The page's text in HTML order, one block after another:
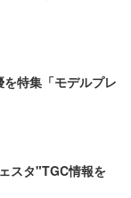
特集「モデルプレ
スタ"TGC情報を